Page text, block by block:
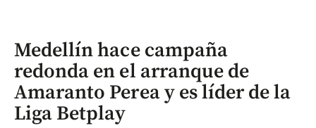
Medellín hace campaña
redonda en el arranque de
Amaranto Perea y es líder de la
Liga Betplay